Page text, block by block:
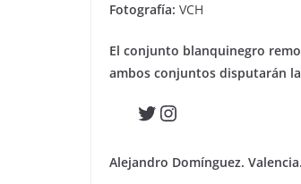
Fotografía: VCH
El conjunto blanquinegro
ambos conjuntos disputarán
Twitter
Instagram
Alejandro Domínguez. Valencia.